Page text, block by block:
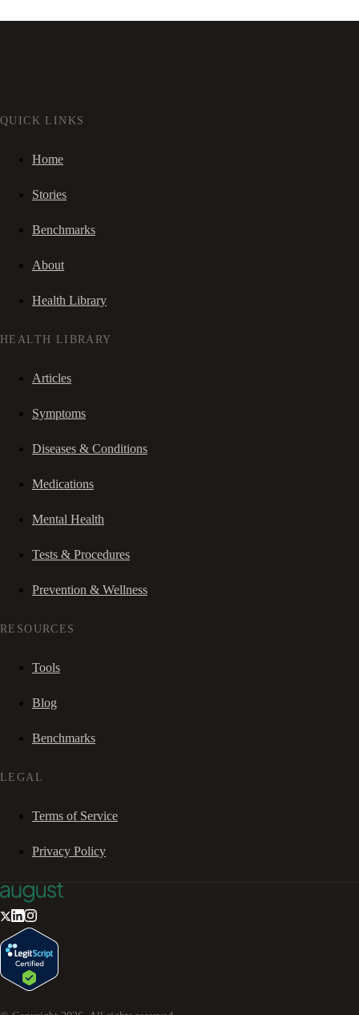
QUICK LINKS
Home
Stories
Benchmarks
About
Health Library
HEALTH LIBRARY
Articles
Symptoms
Diseases & Conditions
Medications
Mental Health
Tests & Procedures
Prevention & Wellness
RESOURCES
Tools
Blog
Benchmarks
LEGAL
Terms of Service
Privacy Policy